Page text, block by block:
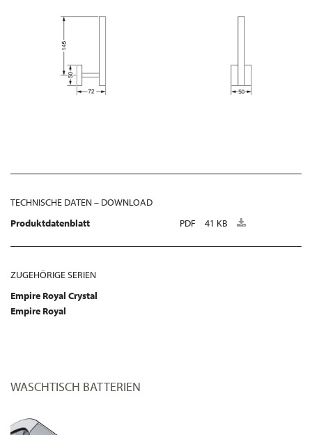
TECHNISCHE DATEN – DOWNLOAD
Produktdatenblatt
PDF 41 KB
ZUGEHÖRIGE SERIEN
Empire Royal Crystal
Empire Royal
WASCHTISCH BATTERIEN